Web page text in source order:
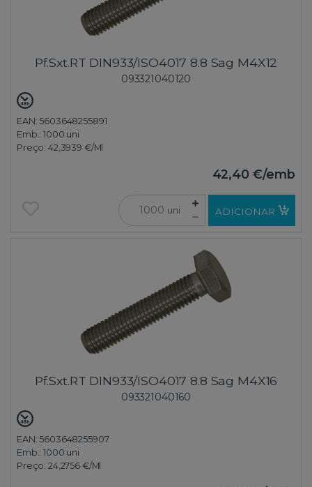
Pf.Sxt.RT DIN933/ISO4017 8.8 Sag M4X12
093321040120
EAN: 5603648255891
Emb.:1000 uni
Preço: 42,3939 €/Ml
42,40 €/emb
uni ADICIONAR
Pf.Sxt.RT DIN933/ISO4017 8.8 Sag M4X16
093321040160
EAN: 5603648255907
Emb.:1000 uni
Preço: 24,2756 €/Ml